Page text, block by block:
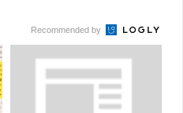
Recommended by